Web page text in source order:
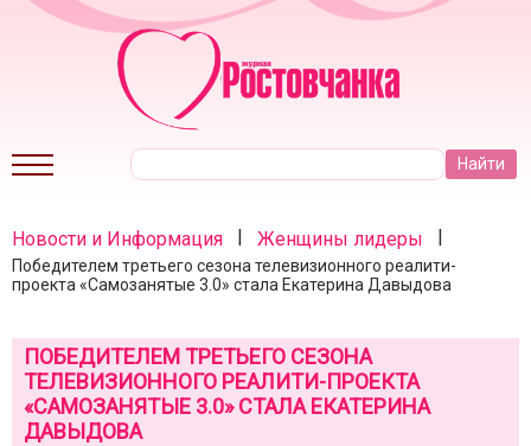
Новости и Информация | Женщины лидеры |
Победителем третьего сезона телевизионного реалити-
проекта «Самозанятые 3.0» стала Екатерина Давыдова
ПОБЕДИТЕЛЕМ ТРЕТЬЕГО СЕЗОНА
ТЕЛЕВИЗИОННОГО РЕАЛИТИ-ПРОЕКТА
«САМОЗАНЯТЫЕ 3.0» СТАЛА ЕКАТЕРИНА
ДАВЫДОВА